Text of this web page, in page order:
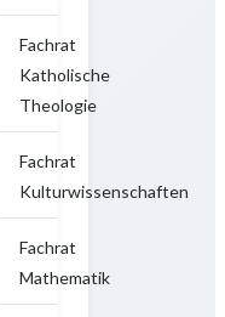
Fachrat
Katholische
Theologie
Fachrat
Kulturwissenschaften
Fachrat
Mathematik